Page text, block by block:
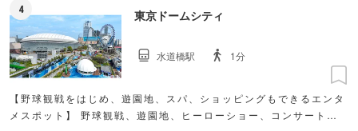
4 東京ドームシティ
【野球観戦をはじめ、遊園地、スパ、ショッピングもできるエンタ
メスポット】 野球観戦、遊園地、ヒーローショー、コンサート、
水道橋駅 1分